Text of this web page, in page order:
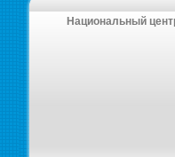
Национальный